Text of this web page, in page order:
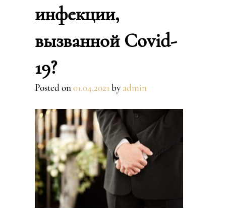
инфекции,
вызванной Covid-
19?
Posted on01.04.2021by admin